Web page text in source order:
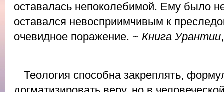
оставалась непоколебимой. Ему было
оставался невосприимчивым к
очевидное поражение. ~ Книга Урантии
Теология способна закреплять,